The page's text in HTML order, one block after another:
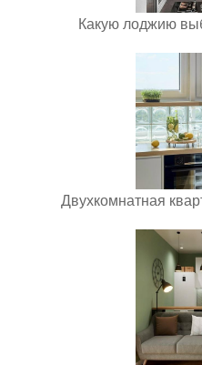
Какую лоджию
Двухкомнатная